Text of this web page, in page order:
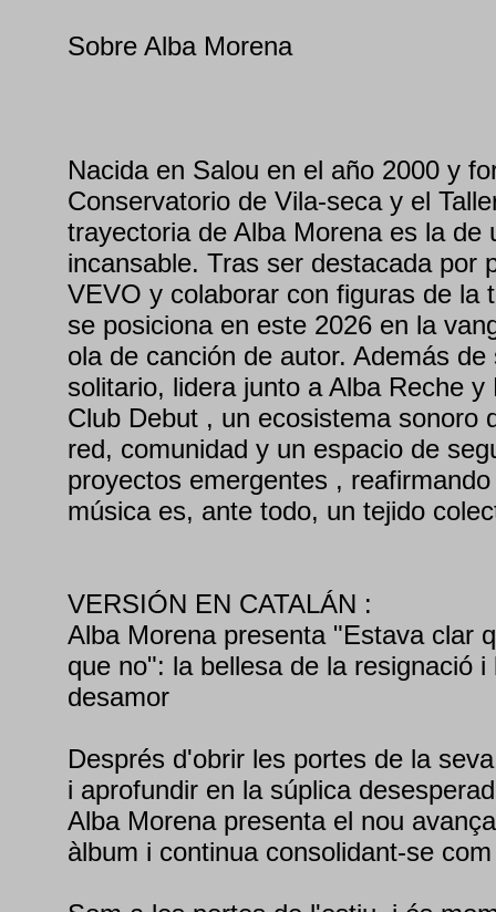
Sobre Alba Morena
Nacida en Salou en el año 2000 y
Conservatorio de Vila-seca y el
trayectoria de Alba Morena es la de
incansable. Tras ser destacada por
VEVO y colaborar con figuras de la
se posiciona en este 2026 en la
ola de canción de autor. Además
solitario, lidera junto a Alba Reche
Club Debut , un ecosistema sonoro
red, comunidad y un espacio de
proyectos emergentes ,
música es, ante todo, un tejido
VERSIÓN EN CATALÁN :
Alba Morena presenta "Estava clar
que no": la bellesa de la resignació
desamor
Després d'obrir les portes de la
i aprofundir en la súplica
Alba Morena presenta el nou
àlbum i continua consolidant-se